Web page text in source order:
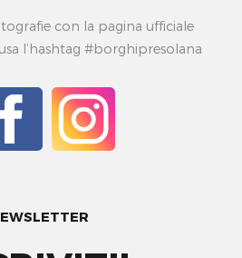
con la pagina ufficiale
l’hashtag #borghipresolana